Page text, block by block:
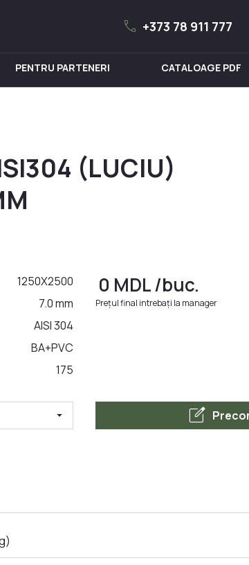
call +373 78 911 777
PENTRU PARTENERI CATALOAGE PDF
(LUCIU)
1250Х2500
7.0 mm
AISI 304
BA+PVC
175
arrow_drop_down
0 MDL/buc.
Prețul final intrebați la manager
edit_square